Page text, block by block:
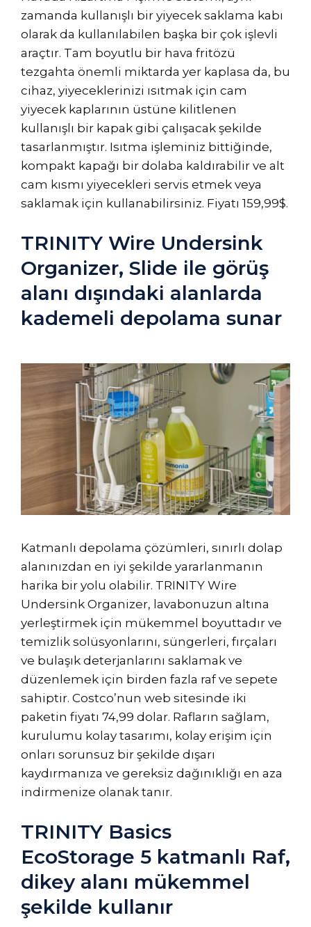
zamanda kullanışlı bir yiyecek saklama kabı
olarak da kullanılabilen başka bir çok işlevli
araçtır. Tam boyutlu bir hava fritözü
tezgahta önemli miktarda yer kaplasa da, bu
cihaz, yiyeceklerinizi ısıtmak için cam
yiyecek kaplarının üstüne kilitlenen
kullanışlı bir kapak gibi çalışacak şekilde
tasarlanmıştır. Isıtma işleminiz bittiğinde,
kompakt kapağı bir dolaba kaldırabilir ve alt
cam kısmı yiyecekleri servis etmek veya
saklamak için kullanabilirsiniz. Fiyatı 159,99$.
TRINITY Wire Undersink
Organizer, Slide ile görüş
alanı dışındaki alanlarda
kademeli depolama sunar
Katmanlı depolama çözümleri, sınırlı dolap
alanınızdan en iyi şekilde yararlanmanın
harika bir yolu olabilir. TRINITY Wire
Undersink Organizer, lavabonuzun altına
yerleştirmek için mükemmel boyuttadır ve
temizlik solüsyonlarını, süngerleri, fırçaları
ve bulaşık deterjanlarını saklamak ve
düzenlemek için birden fazla raf ve sepete
sahiptir. Costco’nun web sitesinde iki
paketin fiyatı 74,99 dolar. Rafların sağlam,
kurulumu kolay tasarımı, kolay erişim için
onları sorunsuz bir şekilde dışarı
kaydırmanıza ve gereksiz dağınıklığı en aza
indirmenize olanak tanır.
TRINITY Basics
EcoStorage 5 katmanlı Raf,
dikey alanı mükemmel
şekilde kullanır